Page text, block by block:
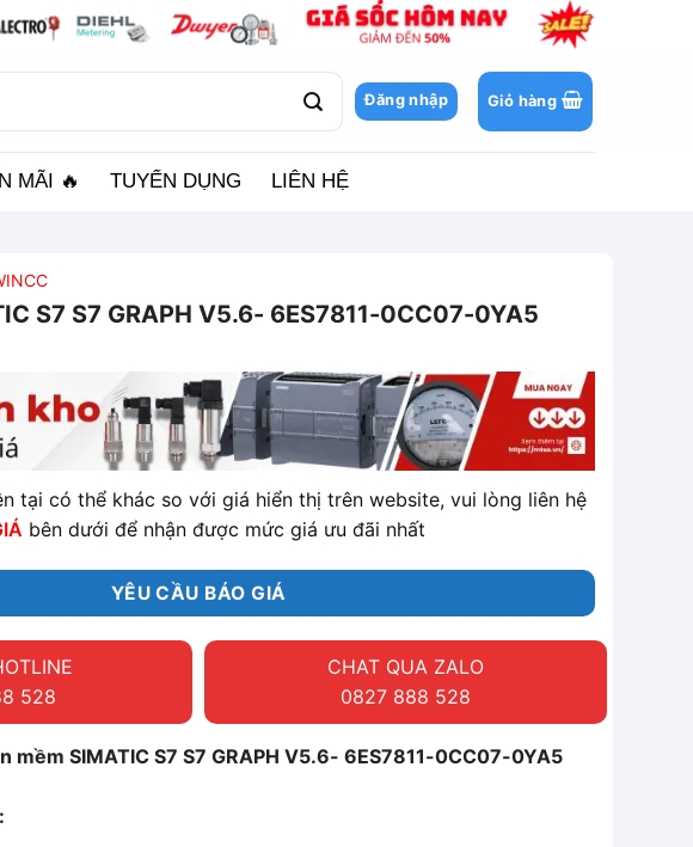
Đăng nhập Giỏ hàng
MÃI 🔥 TUYỂN DỤNG LIÊN HỆ
S7 S7 GRAPH V5.6- 6ES7811-0CC07-0YA5
tại có thể khác so với giá hiển thị trên website, vui lòng liên hệ
bên dưới để nhận được mức giá ưu đãi nhất
YÊU CẦU BÁO GIÁ
528
CHAT QUA ZALO
0827 888 528
mềm SIMATIC S7 S7 GRAPH V5.6- 6ES7811-0CC07-0YA5